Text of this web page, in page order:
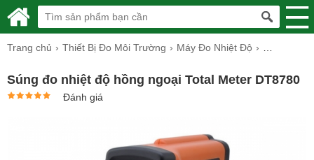
Trang chủ Thiết Bị Đo Môi Trường Máy Đo Nhiệt Độ
Súng đo nhiệt độ hồng ngoại Total Meter DT8780
Đánh giá